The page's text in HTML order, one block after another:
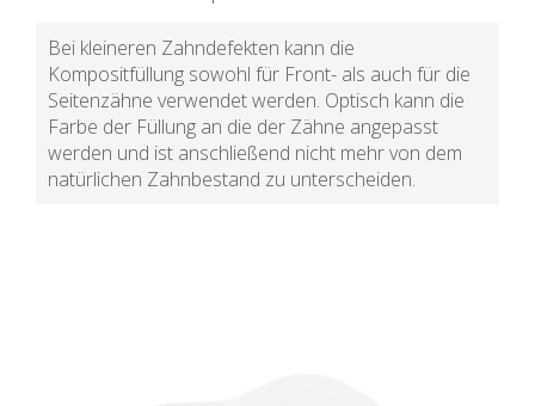
Bei kleineren Zahndefekten kann die
Kompositfüllung sowohl für Front- als auch für die
Seitenzähne verwendet werden. Optisch kann die
Farbe der Füllung an die der Zähne angepasst
werden und ist anschließend nicht mehr von dem
natürlichen Zahnbestand zu unterscheiden.